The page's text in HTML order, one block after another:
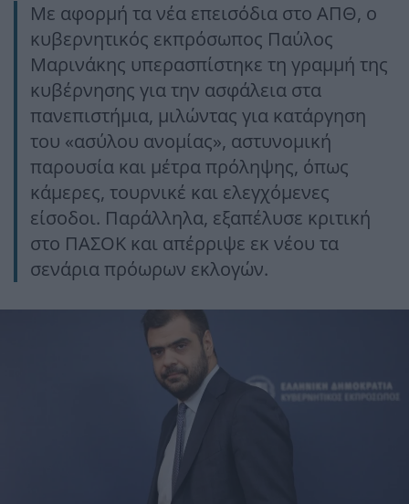
Με αφορμή τα νέα επεισόδια στο ΑΠΘ, ο
κυβερνητικός εκπρόσωπος Παύλος
Μαρινάκης υπερασπίστηκε τη γραμμή της
κυβέρνησης για την ασφάλεια στα
πανεπιστήμια, μιλώντας για κατάργηση
του «ασύλου ανομίας», αστυνομική
παρουσία και μέτρα πρόληψης, όπως
κάμερες, τουρνικέ και ελεγχόμενες
είσοδοι. Παράλληλα, εξαπέλυσε κριτική
στο ΠΑΣΟΚ και απέρριψε εκ νέου τα
σενάρια πρόωρων εκλογών.